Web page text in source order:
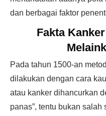
dan berbagai faktor
Fakta
Pada tahun 1500-an
dilakukan dengan cara
atau kanker dihancurkan
panas”, tentu bukan